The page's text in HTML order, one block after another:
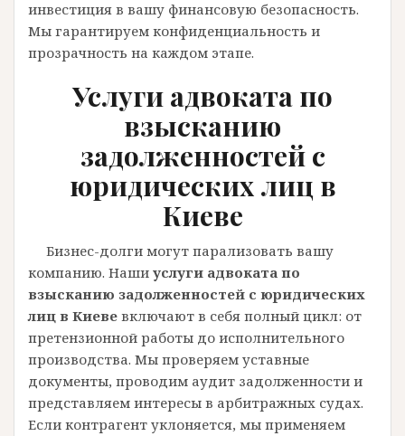
инвестиция в вашу финансовую безопасность.
Мы гарантируем конфиденциальность и
прозрачность на каждом этапе.
Услуги адвоката по
взысканию
задолженностей с
юридических лиц в
Киеве
Бизнес-долги могут парализовать вашу
компанию. Наши услуги адвоката по
взысканию задолженностей с юридических
лиц в Киеве включают в себя полный цикл: от
претензионной работы до исполнительного
производства. Мы проверяем уставные
документы, проводим аудит задолженности и
представляем интересы в арбитражных судах.
Если контрагент уклоняется, мы применяем